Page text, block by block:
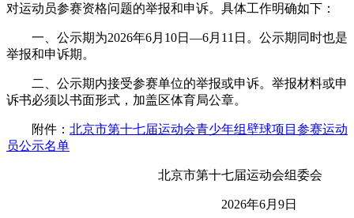
对运动员参赛资格问题的举报和申诉。具体工作明确如下：
一、公示期为2026年6月10日—6月11日。公示期同时也是
举报和申诉期。
二、公示期内接受参赛单位的举报或申诉。举报材料或申
诉书必须以书面形式，加盖区体育局公章。
附件： 北京市第十七届运动会青少年组壁球项目参赛运动
员公示名单
北京市第十七届运动会组委会
2026年6月9日